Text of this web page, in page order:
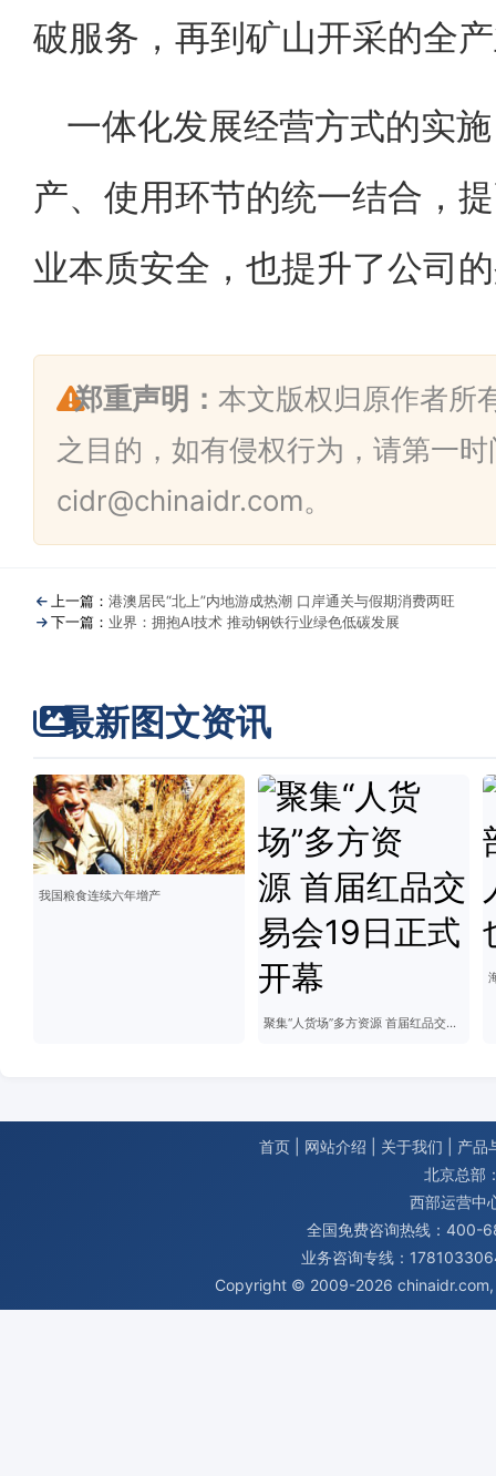
破服务，再到矿山开采的全
一体化发展经营方式的实
产、使用环节的统一结合，
业本质安全，也提升了公司
郑重声明： 本文版权归原作者所
之目的，如有侵权行为，请第一
cidr@chinaidr.com。
上一篇： 港澳居民“北上”内地游成热潮 口岸通关与假期消费两旺
下一篇： 业界：拥抱AI技术 推动钢铁行业绿色低碳发展
最新图文资讯
我国粮食连续六年增产
聚集“人货场”多方资源 首届红品交易会19日正式开幕
首页 网站介绍 关于我们
产品
北京总部
西部运营中
全国免费咨询热线：400-
业务咨询专线：
Copyright © 2009-2026 chinaidr.com